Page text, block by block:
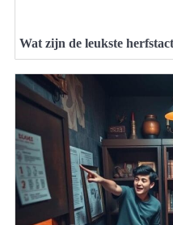
Wat zijn de leukste